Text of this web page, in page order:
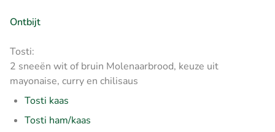
Ontbijt
Tosti:
2 sneeën wit of bruin Molenaarbrood, keuze uit
mayonaise, curry en chilisaus
Tosti kaas
Tosti ham/kaas